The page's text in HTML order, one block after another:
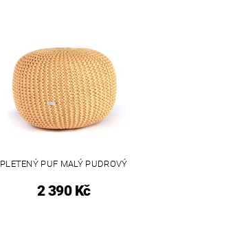
PLETENÝ PUF MALÝ PUDROVÝ
2 390 Kč